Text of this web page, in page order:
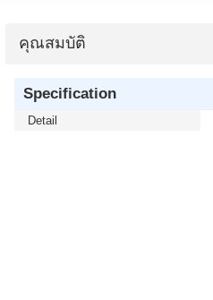
คุณสมบัติ
Specification
Detail